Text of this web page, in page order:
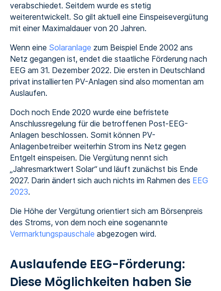
verabschiedet. Seitdem wurde es stetig
weiterentwickelt. So gilt aktuell eine Einspeisevergütung
mit einer Maximaldauer von 20 Jahren.
Wenn eine Solaranlage zum Beispiel Ende 2002 ans
Netz gegangen ist, endet die staatliche Förderung nach
EEG am 31. Dezember 2022. Die ersten in Deutschland
privat installierten PV-Anlagen sind also momentan am
Auslaufen.
Doch noch Ende 2020 wurde eine befristete
Anschlussregelung für die betroffenen Post-EEG-
Anlagen beschlossen. Somit können PV-
Anlagenbetreiber weiterhin Strom ins Netz gegen
Entgelt einspeisen. Die Vergütung nennt sich
„Jahresmarktwert Solar“ und läuft zunächst bis Ende
2027. Darin ändert sich auch nichts im Rahmen des EEG
2023.
Die Höhe der Vergütung orientiert sich am Börsenpreis
des Stroms, von dem noch eine sogenannte
Vermarktungspauschale abgezogen wird.
Auslaufende EEG-Förderung:
Diese Möglichkeiten haben Sie